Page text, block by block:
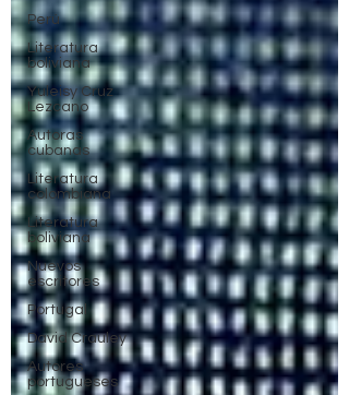
Perú
Literatura
boliviana
Yuleisy Cruz
Lezcano
Autoras
cubanas
Literatura
colombiana
Literatura
boliviana
Nuevos
escritores
Portugal
David Crauley
Autores
portugueses